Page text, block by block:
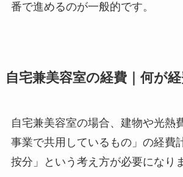
番で進めるのが一般的です。
自宅兼美容室の経費｜何が
自宅兼美容室の場合、建物や光熱
事業で共用しているもの」の経費
按分」という考え方が必要になり